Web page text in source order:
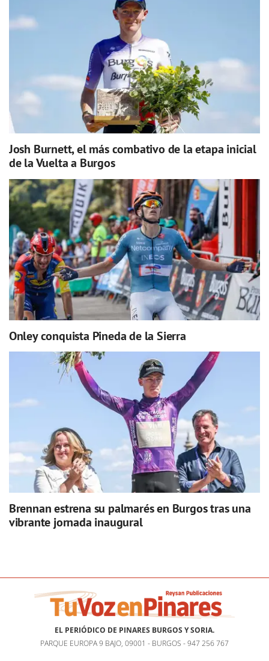
Josh Burnett, el más combativo de la etapa inicial
de la Vuelta a Burgos
Onley conquista Pineda de la Sierra
Brennan estrena su palmarés en Burgos tras una
vibrante jornada inaugural
EL PERIÓDICO DE PINARES BURGOS Y SORIA.
PARQUE EUROPA 9 BAJO, 09001 - BURGOS - 947 256 767